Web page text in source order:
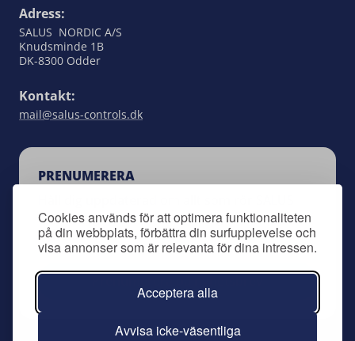
Cookies används för att optimera funktionaliteten
på din webbplats, förbättra din surfupplevelse och
visa annonser som är relevanta för dina intressen.
Acceptera alla
Avvisa icke-väsentliga
Adress:
SALUS NORDIC A/S
Knudsminde 1B
DK-8300 Odder
Kontakt:
mail@salus-controls.dk
PRENUMERERA
Controls genom att anmäla dig till vårt
nyhetsbrev.